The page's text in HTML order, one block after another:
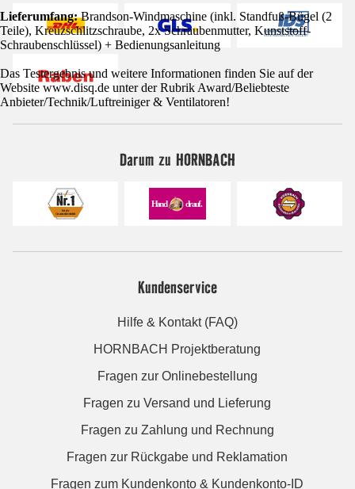
Lieferumfang:Brandson-Windmaschine (inkl. Standfuß-Bügel (2
Teile), Kreuzschlitzschraube, 2x Schraubenmutter, Kunststoff-
Schraubenschlüssel) + Bedienungsanleitung
Das Testergebnis und weitere Informationen finden Sie auf der
Website www.disq.de unter der Rubrik Award/Beliebteste
Anbieter/Technik/Luftreiniger & Ventilatoren!
Darum zu HORNBACH
Kundenservice
Hilfe & Kontakt (FAQ)
HORNBACH Projektberatung
Fragen zur Onlinebestellung
Fragen zu Versand und Lieferung
Fragen zu Zahlung und Rechnung
Fragen zur Rückgabe und Reklamation
Fragen zum Kundenkonto & Kundenkonto-ID